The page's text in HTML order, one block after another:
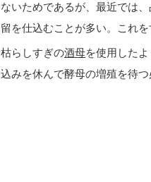
ないためであるが、最近では
留を仕込むことが多い。これ
枯らしすぎの酒母を使用した
込みを休んで酵母の増殖を待